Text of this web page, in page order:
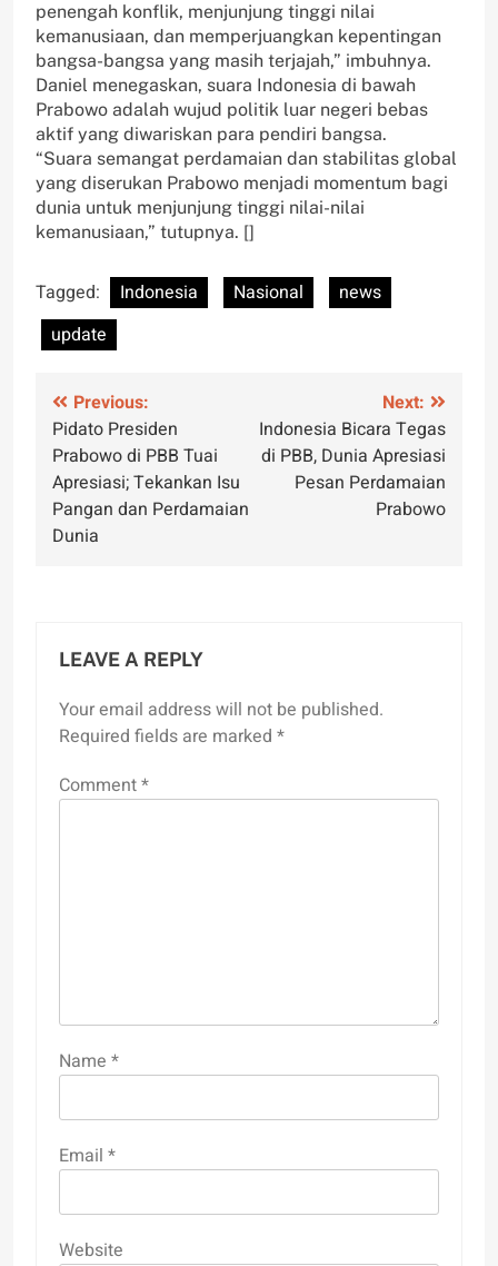
penengah konflik, menjunjung tinggi nilai
kemanusiaan, dan memperjuangkan kepentingan
bangsa-bangsa yang masih terjajah,” imbuhnya.
Daniel menegaskan, suara Indonesia di bawah
Prabowo adalah wujud politik luar negeri bebas
aktif yang diwariskan para pendiri bangsa.
“Suara semangat perdamaian dan stabilitas global
yang diserukan Prabowo menjadi momentum bagi
dunia untuk menjunjung tinggi nilai-nilai
kemanusiaan,” tutupnya. []
Tagged: Indonesia Nasional
news
update
Post
navigation
Previous:
Pidato Presiden
Prabowo di PBB Tuai
Apresiasi; Tekankan Isu
Pangan dan Perdamaian
Dunia
Next:
Indonesia Bicara Tegas
di PBB, Dunia Apresiasi
Pesan Perdamaian
Prabowo
LEAVE A REPLY
Your email address will not be published.
Required fields are marked *
Comment*
Name *
Email *
Website